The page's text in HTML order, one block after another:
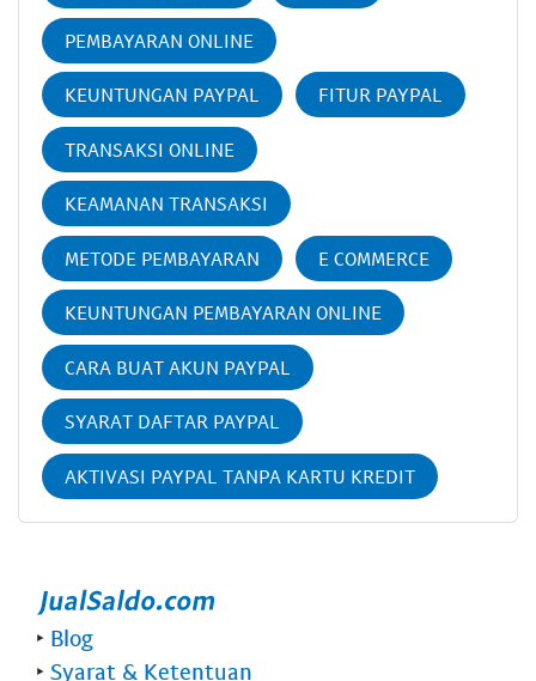
PEMBAYARAN ONLINE
KEUNTUNGAN PAYPAL FITUR PAYPAL
TRANSAKSI ONLINE
KEAMANAN TRANSAKSI
METODE PEMBAYARAN E COMMERCE
KEUNTUNGAN PEMBAYARAN ONLINE
CARA BUAT AKUN PAYPAL
SYARAT DAFTAR PAYPAL
AKTIVASI PAYPAL TANPA KARTU KREDIT
‣ Blog
‣ Syarat & Ketentuan